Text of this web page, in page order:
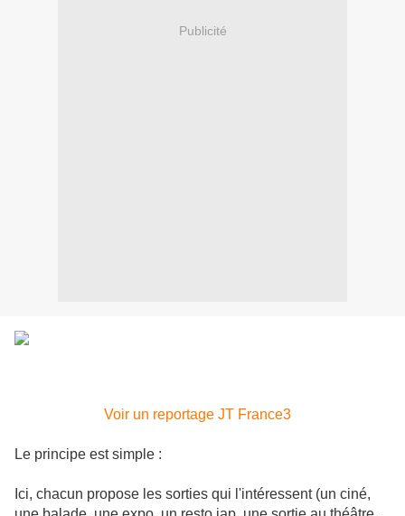
Publicité
Voir un reportage JT France3
Le principe est simple :
Ici, chacun propose les sorties qui l'intéressent (un ciné,